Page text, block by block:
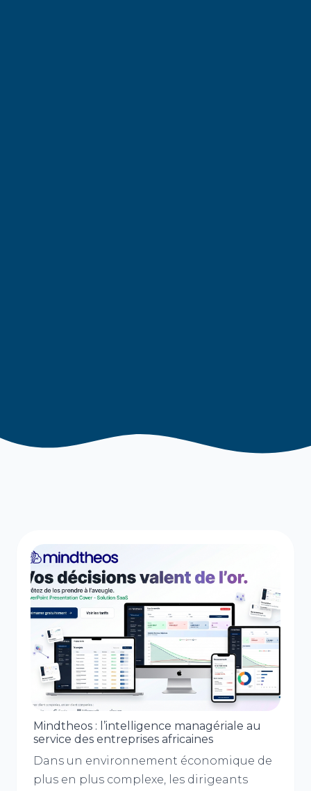
Mindtheos : l’intelligence managériale au
service des entreprises africaines
Dans un environnement économique de
plus en plus complexe, les dirigeants